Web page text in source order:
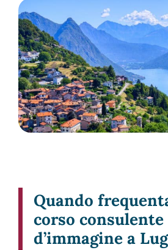
Quando
corso consulente
d’immagine a